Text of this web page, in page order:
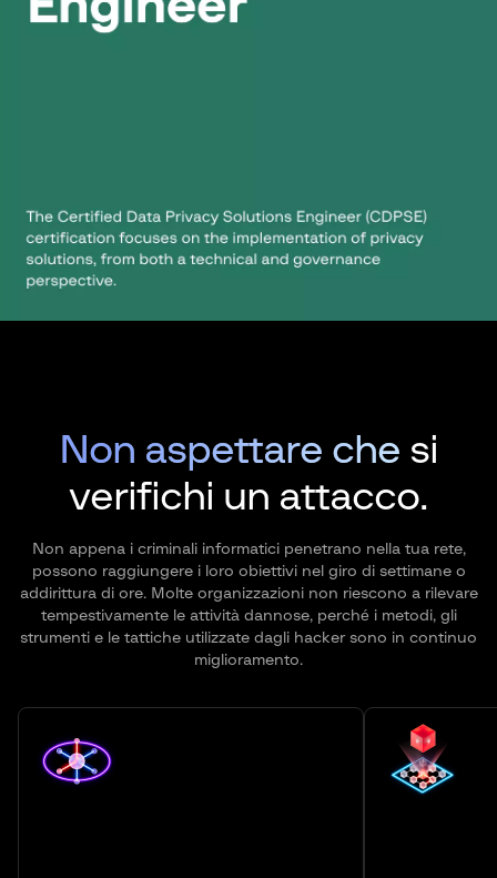
Non aspettare che si
verifichi un attacco.
Non appena i criminali informatici penetrano nella tua rete,
possono raggiungere i loro obiettivi nel giro di settimane o
addirittura di ore. Molte organizzazioni non riescono a rilevare
tempestivamente le attività dannose, perché i metodi, gli
strumenti e le tattiche utilizzate dagli hacker sono in continuo
miglioramento.